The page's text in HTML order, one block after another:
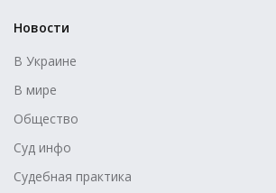
Новости
В Украине
В мире
Общество
Суд инфо
Судебная практика